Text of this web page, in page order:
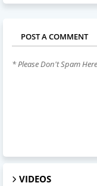
POST A COMMENT
* Please Don't Spam
VIDEOS